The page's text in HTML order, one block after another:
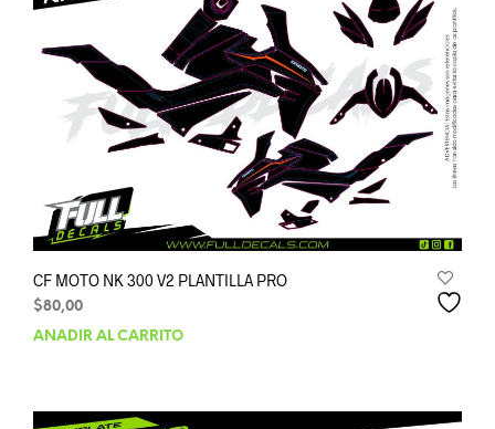
CF MOTO NK 300 V2 PLANTILLA PRO
$80,00
AÑADIR AL CARRITO